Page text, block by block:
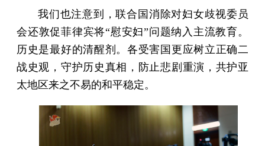
我们也注意到，联合国消除对妇女歧视委员
会还敦促菲律宾将“慰安妇”问题纳入主流教育。
历史是最好的清醒剂。各受害国更应树立正确二
战史观，守护历史真相，防止悲剧重演，共护亚
太地区来之不易的和平稳定。